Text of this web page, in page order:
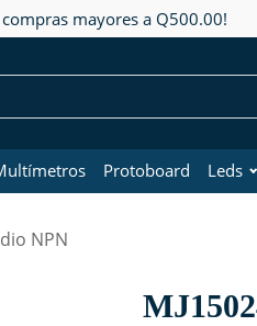
mayores a Q500.00!
Protoboard Leds
NPN